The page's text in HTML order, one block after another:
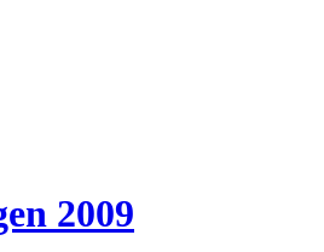
2009